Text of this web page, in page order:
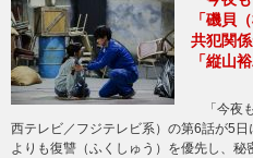
「磯貝
共犯関
「縦山
「今夜
西テレビ／フジテレビ系）の第6話が5
よりも復讐（ふくしゅう）を優先し、